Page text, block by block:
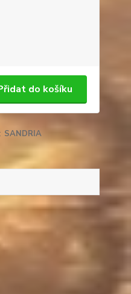
do košíku
SANDRIA